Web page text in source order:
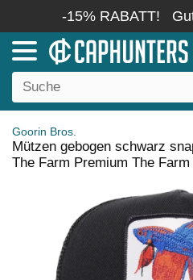
-15% RABATT!
Goorin Bros.
Mützen gebogen schwarz
The Farm Premium The